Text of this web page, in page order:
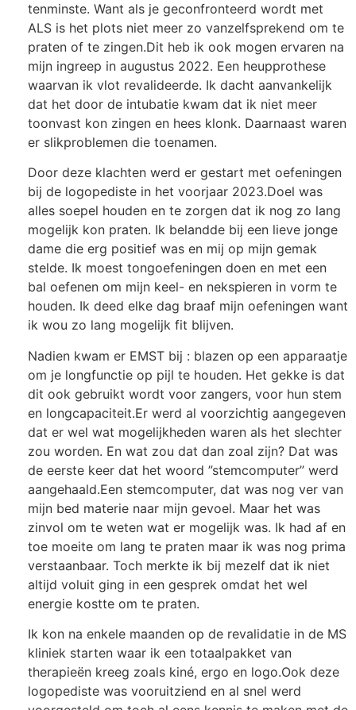
tenminste. Want als je geconfronteerd wordt met
ALS is het plots niet meer zo vanzelfsprekend om te
praten of te zingen.Dit heb ik ook mogen ervaren na
mijn ingreep in augustus 2022. Een heupprothese
waarvan ik vlot revalideerde. Ik dacht aanvankelijk
dat het door de intubatie kwam dat ik niet meer
toonvast kon zingen en hees klonk. Daarnaast waren
er slikproblemen die toenamen.
Door deze klachten werd er gestart met oefeningen
bij de logopediste in het voorjaar 2023.Doel was
alles soepel houden en te zorgen dat ik nog zo lang
mogelijk kon praten. Ik belandde bij een lieve jonge
dame die erg positief was en mij op mijn gemak
stelde. Ik moest tongoefeningen doen en met een
bal oefenen om mijn keel- en nekspieren in vorm te
houden. Ik deed elke dag braaf mijn oefeningen want
ik wou zo lang mogelijk fit blijven.
Nadien kwam er EMST bij : blazen op een apparaatje
om je longfunctie op pijl te houden. Het gekke is dat
dit ook gebruikt wordt voor zangers, voor hun stem
en longcapaciteit.Er werd al voorzichtig aangegeven
dat er wel wat mogelijkheden waren als het slechter
zou worden. En wat zou dat dan zoal zijn? Dat was
de eerste keer dat het woord ”stemcomputer” werd
aangehaald.Een stemcomputer, dat was nog ver van
mijn bed materie naar mijn gevoel. Maar het was
zinvol om te weten wat er mogelijk was. Ik had af en
toe moeite om lang te praten maar ik was nog prima
verstaanbaar. Toch merkte ik bij mezelf dat ik niet
altijd voluit ging in een gesprek omdat het wel
energie kostte om te praten.
Ik kon na enkele maanden op de revalidatie in de MS
kliniek starten waar ik een totaalpakket van
therapieën kreeg zoals kiné, ergo en logo.Ook deze
logopediste was vooruitziend en al snel werd